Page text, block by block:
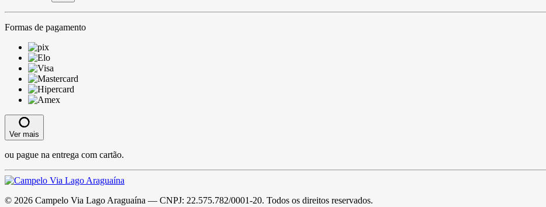
Formas de pagamento
Ver mais
ou pague na entrega com cartão.
© 2026 Campelo Via Lago Araguaína — CNPJ: 22.575.782/0001-20. Todos os direitos reservados.